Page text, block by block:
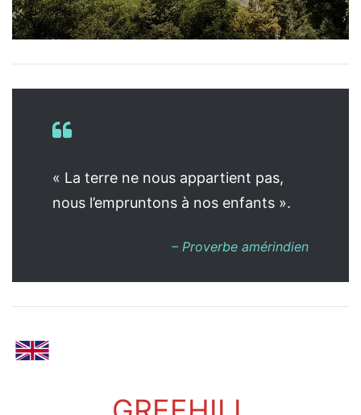
« La terre ne nous appartient pas,
nous l’empruntons à nos enfants ».
– Proverbe amérindien